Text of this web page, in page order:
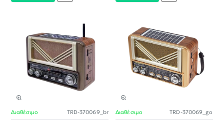
-30%
Διαθέσιμο TRD-370069_br -30%
Διαθέσιμο TRD-370069_go